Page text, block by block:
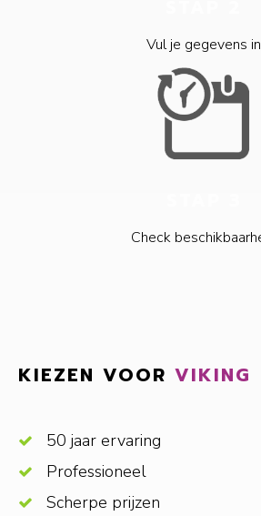
Vul je gegevens in
Check
KIEZEN VOOR VIKING
50 jaar ervaring
Professioneel
Scherpe prijzen